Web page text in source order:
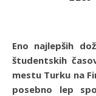
Eno najlepših doživetij, ki se jih spomnim iz svojih
študentskih
mestu Turku na
posebno lep